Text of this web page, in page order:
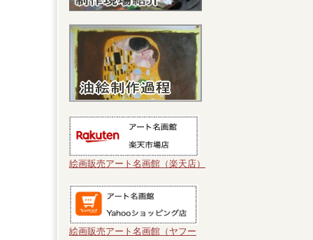
絵画販売アート名画館（楽天店）
絵画販売アート名画館（ヤフー